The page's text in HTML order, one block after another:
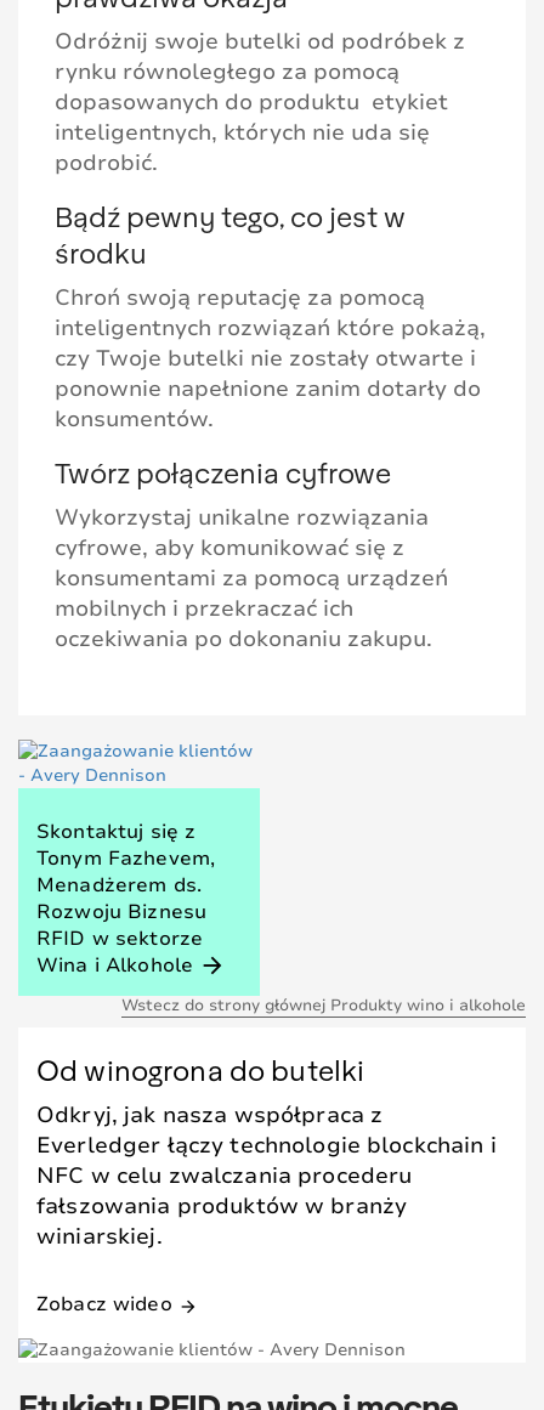
Odróżnij swoje butelki od podróbek z
rynku równoległego za pomocą
dopasowanych do produktu etykiet
inteligentnych, których nie uda się
podrobić.
Bądź pewny tego, co jest w
środku
Chroń swoją reputację za pomocą
inteligentnych rozwiązań które pokażą,
czy Twoje butelki nie zostały otwarte i
ponownie napełnione zanim dotarły do
konsumentów.
Twórz połączenia cyfrowe
Wykorzystaj unikalne rozwiązania
cyfrowe, aby komunikować się z
konsumentami za pomocą urządzeń
mobilnych i przekraczać ich
oczekiwania po dokonaniu zakupu.
Skontaktuj się z
Tonym Fazhevem,
Menadżerem ds.
Rozwoju Biznesu
RFID w sektorze
Wina i Alkohole arrow_forward
Wstecz do strony głównej Produkty wino i alkohole
Od winogrona do butelki
Odkryj, jak nasza współpraca z
Everledger łączy technologie blockchain i
NFC w celu zwalczania procederu
fałszowania produktów w branży
winiarskiej.
Zobacz wideo arrow_forward